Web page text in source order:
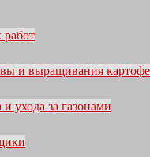
и выращивания
ухода за газонами